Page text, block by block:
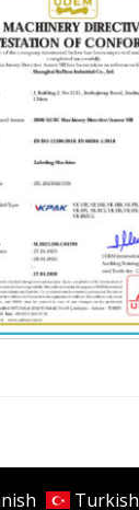
Turkish